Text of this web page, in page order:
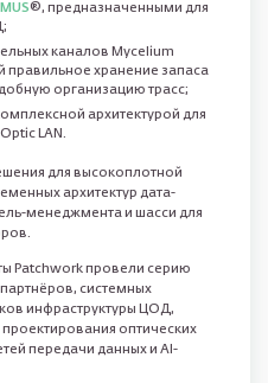
®, предназначенными для
каналов Mycelium
хранение запаса
организацию трасс;
архитектурой для
LAN.
для высокоплотной
архитектур дата-
менеджмента и шасси для
Patchwork провели серию
системных
инфраструктуры ЦОД,
оптических
передачи данных и AI-